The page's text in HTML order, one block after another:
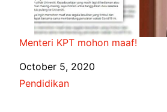
Menteri KPT mohon maaf!
Date
October 5, 2020
In relation to
Pendidikan